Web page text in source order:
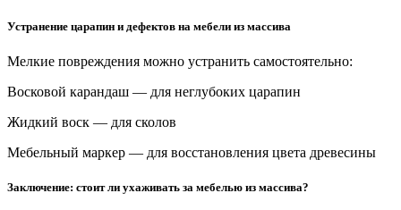
Устранение царапин и дефектов на мебели из массива
Мелкие повреждения можно устранить самостоятельно:
Восковой карандаш — для неглубоких царапин
Жидкий воск — для сколов
Мебельный маркер — для восстановления цвета древесины
Заключение: стоит ли ухаживать за мебелью из массива?